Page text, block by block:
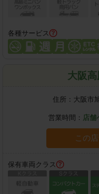
各種サービス
大阪
住所： 大阪市
営業時間： 店
この
保有車両クラス